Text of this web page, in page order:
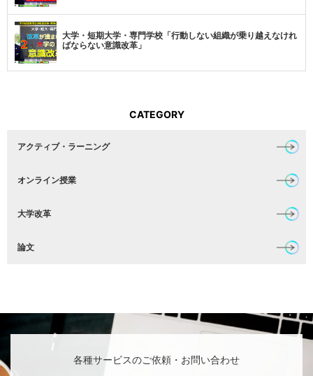
大学・短期大学・専門学校「行動しない組織が乗り越えなけれ
ばならない意識改革」
CATEGORY
アクティブ・ラーニング
オンライン授業
大学改革
論文
各種サービスのご依頼・お問い合わせ